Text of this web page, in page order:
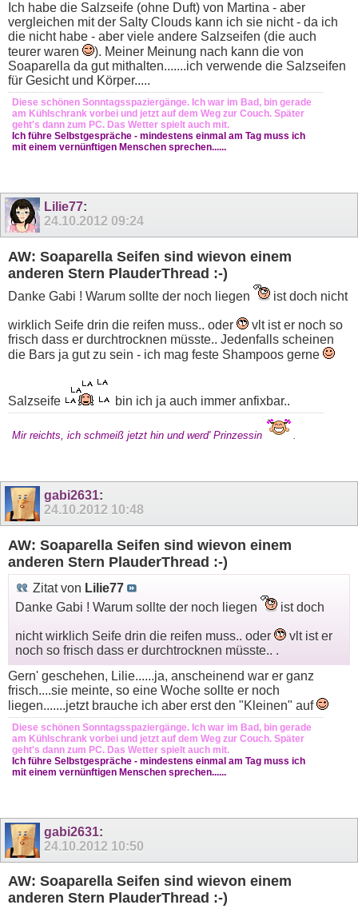
Ich habe die Salzseife (ohne Duft) von Martina - aber
vergleichen mit der Salty Clouds kann ich sie nicht - da ich
die nicht habe - aber viele andere Salzseifen (die auch
teurer waren
). Meiner Meinung nach kann die von
Soaparella da gut mithalten.......ich verwende die Salzseifen
für Gesicht und Körper.....
Diese schönen Sonntagsspaziergänge. Ich war im Bad, bin gerade
am Kühlschrank vorbei und jetzt auf dem Weg zur Couch. Später
geht's dann zum PC. Das Wetter spielt auch mit.
Ich führe Selbstgespräche - mindestens einmal am Tag muss ich
mit einem vernünftigen Menschen sprechen......
Lilie77:
24.10.2012 09:24
AW: Soaparella Seifen sind wievon einem
anderen Stern PlauderThread :-)
Danke Gabi ! Warum sollte der noch liegen ist doch nicht
wirklich Seife drin die reifen muss.. oder
vlt ist er noch so
frisch dass er durchtrocknen müsste.. Jedenfalls scheinen
die Bars ja gut zu sein - ich mag feste Shampoos gerne
Salzseife bin ich ja auch immer anfixbar..
Mir reichts, ich schmeiß jetzt hin und werd' Prinzessin .
gabi2631:
24.10.2012 10:48
AW: Soaparella Seifen sind wievon einem
anderen Stern PlauderThread :-)
Zitat von Lilie77
Danke Gabi ! Warum sollte der noch liegen
ist doch
nicht wirklich Seife drin die reifen muss.. oder
vlt ist er
noch so frisch dass er durchtrocknen müsste.. .
Gern' geschehen, Lilie......ja, anscheinend war er ganz
frisch....sie meinte, so eine Woche sollte er noch
liegen.......jetzt brauche ich aber erst den "Kleinen" auf
Diese schönen Sonntagsspaziergänge. Ich war im Bad, bin gerade
am Kühlschrank vorbei und jetzt auf dem Weg zur Couch. Später
geht's dann zum PC. Das Wetter spielt auch mit.
Ich führe Selbstgespräche - mindestens einmal am Tag muss ich
mit einem vernünftigen Menschen sprechen......
gabi2631:
24.10.2012 10:50
AW: Soaparella Seifen sind wievon einem
anderen Stern PlauderThread :-)